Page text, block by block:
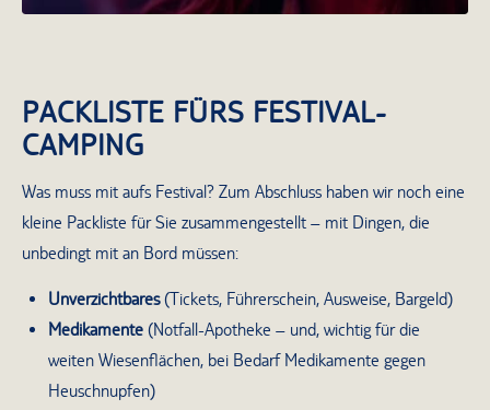
PACKLISTE FÜRS FESTIVAL-
CAMPING
Was muss mit aufs Festival? Zum Abschluss haben wir noch eine
kleine Packliste für Sie zusammengestellt – mit Dingen, die
unbedingt mit an Bord müssen:
Unverzichtbares(Tickets, Führerschein, Ausweise, Bargeld)
Medikamente (Notfall-Apotheke – und, wichtig für die
weiten Wiesenflächen, bei Bedarf Medikamente gegen
Heuschnupfen)